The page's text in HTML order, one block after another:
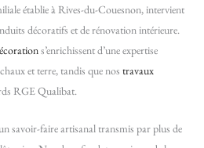
établie à Rives-du-Couesnon, intervient
décoratifs et de rénovation intérieure.
s’enrichissent d’une expertise
et terre, tandis que nos travaux
RGE Qualibat.
savoir-faire artisanal transmis par plus de